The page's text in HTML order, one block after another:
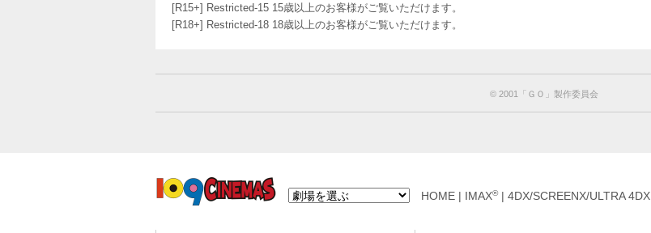
[R15+] Restricted-15 15歳以上のお客様がご覧いただけます。
[R18+] Restricted-18 18歳以上のお客様がご覧いただけます。
©︎ 2001「ＧＯ」製作委員会
HOME IMAX®| 4DX/SCREENX/ULTRA 4DX